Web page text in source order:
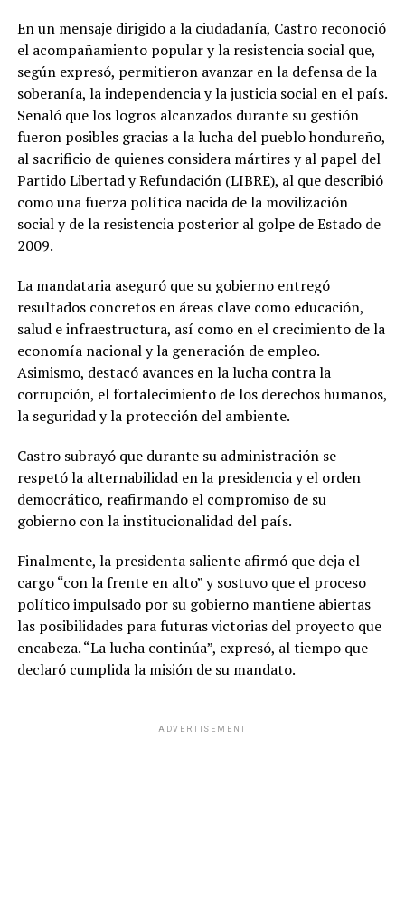
En un mensaje dirigido a la ciudadanía, Castro reconoció
el acompañamiento popular y la resistencia social que,
según expresó, permitieron avanzar en la defensa de la
soberanía, la independencia y la justicia social en el país.
Señaló que los logros alcanzados durante su gestión
fueron posibles gracias a la lucha del pueblo hondureño,
al sacrificio de quienes considera mártires y al papel del
Partido Libertad y Refundación (LIBRE), al que describió
como una fuerza política nacida de la movilización
social y de la resistencia posterior al golpe de Estado de
2009.
La mandataria aseguró que su gobierno entregó
resultados concretos en áreas clave como educación,
salud e infraestructura, así como en el crecimiento de la
economía nacional y la generación de empleo.
Asimismo, destacó avances en la lucha contra la
corrupción, el fortalecimiento de los derechos humanos,
la seguridad y la protección del ambiente.
Castro subrayó que durante su administración se
respetó la alternabilidad en la presidencia y el orden
democrático, reafirmando el compromiso de su
gobierno con la institucionalidad del país.
Finalmente, la presidenta saliente afirmó que deja el
cargo “con la frente en alto” y sostuvo que el proceso
político impulsado por su gobierno mantiene abiertas
las posibilidades para futuras victorias del proyecto que
encabeza. “La lucha continúa”, expresó, al tiempo que
declaró cumplida la misión de su mandato.
ADVERTISEMENT